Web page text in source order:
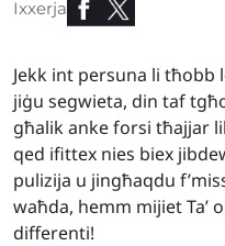
Ixxerja
Jekk int persuna li
jiġu segwieta, din taf
għalik anke forsi tħajjar
qed ifittex nies biex
pulizija u jingħaqdu
waħda, hemm mijiet Ta’
differenti!